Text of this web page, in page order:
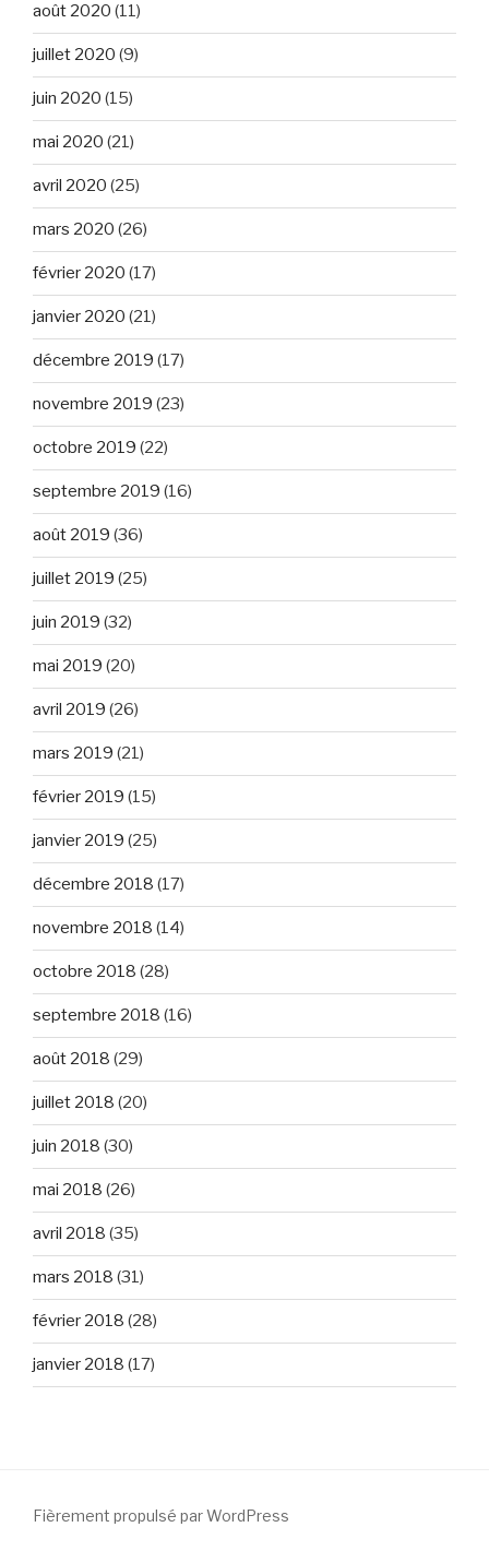
août 2020 (11)
juillet 2020 (9)
juin 2020 (15)
mai 2020 (21)
avril 2020 (25)
mars 2020 (26)
février 2020 (17)
janvier 2020 (21)
décembre 2019 (17)
novembre 2019 (23)
octobre 2019 (22)
septembre 2019 (16)
août 2019 (36)
juillet 2019 (25)
juin 2019 (32)
mai 2019 (20)
avril 2019 (26)
mars 2019 (21)
février 2019 (15)
janvier 2019 (25)
décembre 2018 (17)
novembre 2018 (14)
octobre 2018 (28)
septembre 2018 (16)
août 2018 (29)
juillet 2018 (20)
juin 2018 (30)
mai 2018 (26)
avril 2018 (35)
mars 2018 (31)
février 2018 (28)
janvier 2018 (17)
Fièrement propulsé par WordPress